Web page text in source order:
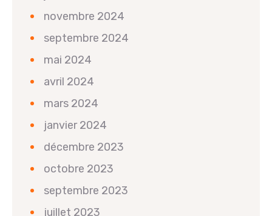
novembre 2024
septembre 2024
mai 2024
avril 2024
mars 2024
janvier 2024
décembre 2023
octobre 2023
septembre 2023
juillet 2023